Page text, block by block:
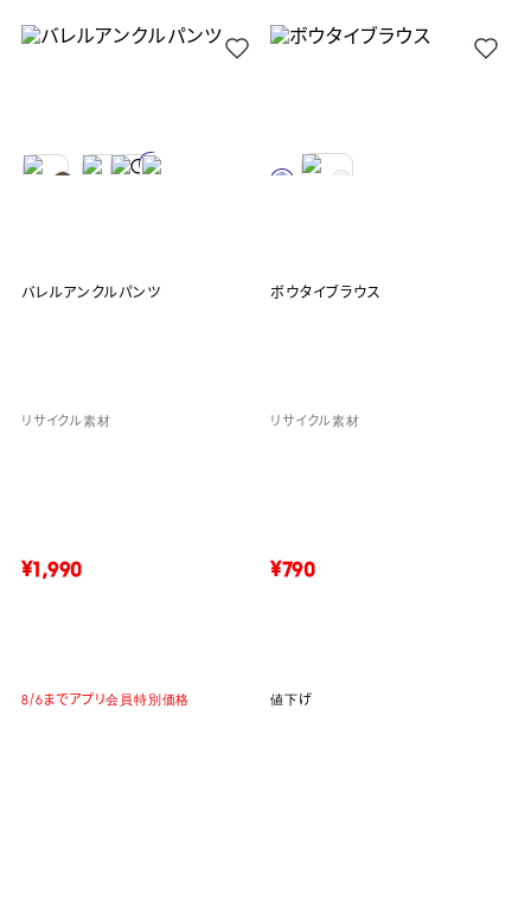
バレルアンクルパンツ
リサイクル素材
¥1,990
8/6までアプリ会員特別価格
ボウタイブラウス
リサイクル素材
¥790
値下げ